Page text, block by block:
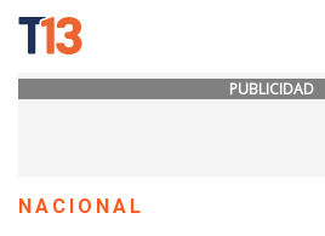
PUBLICIDAD
NACIONAL